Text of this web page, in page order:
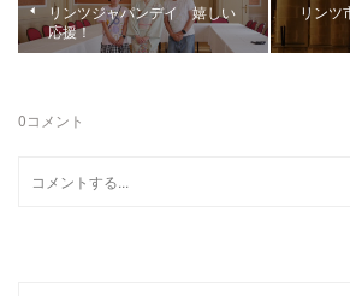
リンツジャパンデイ 嬉しい
応援！
リンツ
0コメント